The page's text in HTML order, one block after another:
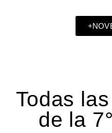
Todas
de la